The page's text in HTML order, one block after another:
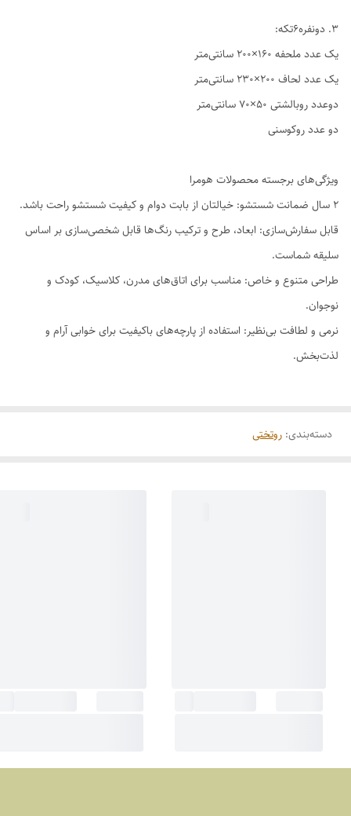
3. دو‌نفره6تکه:
یک عدد ملحفه ۱۶۰×۲۰۰ سانتی‌متر
یک عدد لحاف ۲۰۰×۲۳۰ سانتی‌متر
دوعدد روبالشتی ۵۰×۷۰ سانتی‌متر
دو عدد روکوسنی
ویژگی‌های برجسته محصولات هومرا
۲ سال ضمانت شستشو: خیالتان از بابت دوام و کیفیت شستشو راحت باشد.
قابل سفارش‌سازی: ابعاد، طرح و ترکیب رنگ‌ها قابل شخصی‌سازی بر اساس
سلیقه شماست.
طراحی متنوع و خاص: مناسب برای اتاق‌های مدرن، کلاسیک، کودک و
نوجوان.
نرمی و لطافت بی‌نظیر: استفاده از پارچه‌های باکیفیت برای خوابی آرام و
لذت‌بخش.
دسته‌بندی: روتختی